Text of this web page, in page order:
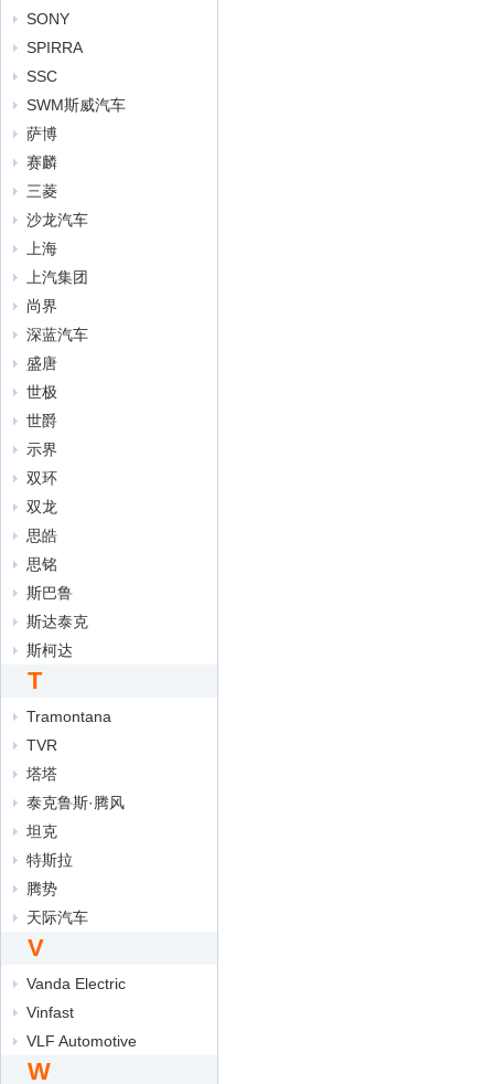
SONY
SPIRRA
SSC
SWM斯威汽车
萨博
赛麟
三菱
沙龙汽车
上海
上汽集团
尚界
深蓝汽车
盛唐
世极
世爵
示界
双环
双龙
思皓
思铭
斯巴鲁
斯达泰克
斯柯达
T
Tramontana
TVR
塔塔
泰克鲁斯·腾风
坦克
特斯拉
腾势
天际汽车
V
Vanda Electric
Vinfast
VLF Automotive
W